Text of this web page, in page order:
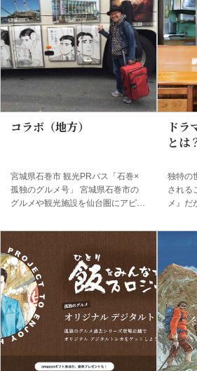
いはあらたいへん。」に決定した。
仕事納めに「築地」を訪れた五郎は
商談相手から北海道の小樽まで、あ
る物を届けてほしいと頼まれる。ま
さかの依頼に、最初は北海道まで車
で行くのは無理だと断りをいれる五
郎だったが、依頼主の強い思いに根
気負けして、渋々了承すること
に…。小さな相棒と北の大地を巡る
グルメな大冒険が今、幕を開ける！
誌の『
不定期
が発表
口ジロ
頭五郎
で食事
描く。
う言葉
高級店
溶け込
堂...
コラボ（地方）
宮城県石巻市 観光PRバス「石巻×
孤独のグルメ号」 宮城県石巻市の
グルメや観光施設を仙台圏にアピー
観光PRバスを運行した。『孤独の
や特産品・観光施設を組み合わせて
デザインされている。運行期間は
2016年1月26日〜2019年1月末。
鳥取県 素ラーメン 孤独のグルメバ
ージョン（サンパック） 『孤独の
グルメ2』第6話にも登場した鳥取の
ソウルフード、「素（す）ラーメ
ラーメンを提供する武蔵屋食堂（鳥
ドラ
とは
独特の
される
メ』だ
て、
として
『孤独
の主演
れた土
事をす
デル店
ない原
が登場